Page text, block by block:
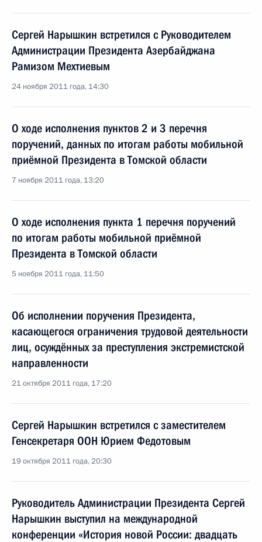
Сергей Нарышкин встретился с Руководителем
Администрации Президента Азербайджана
Рамизом Мехтиевым
24 ноября 2011 года, 14:30
О ходе исполнения пунктов 2 и 3 перечня
поручений, данных по итогам работы мобильной
приёмной Президента в Томской области
7 ноября 2011 года, 13:20
О ходе исполнения пункта 1 перечня поручений
по итогам работы мобильной приёмной
Президента в Томской области
5 ноября 2011 года, 11:50
Об исполнении поручения Президента,
касающегося ограничения трудовой деятельности
лиц, осуждённых за преступления экстремистской
направленности
21 октября 2011 года, 17:20
Сергей Нарышкин встретился с заместителем
Генсекретаря ООН Юрием Федотовым
19 октября 2011 года, 20:30
Руководитель Администрации Президента Сергей
Нарышкин выступил на международной
конференции «История новой России: двадцать